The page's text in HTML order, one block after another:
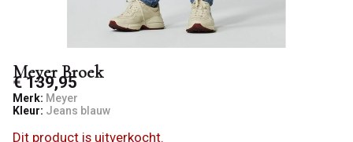
Meyer Broek
€ 139,95
Merk: Meyer
Kleur: Jeans blauw
Dit product is uitverkocht.